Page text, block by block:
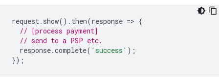
request. show(). then(response => {
// [process payment]
// send to a PSP etc.
response.complete( 'success' );
});